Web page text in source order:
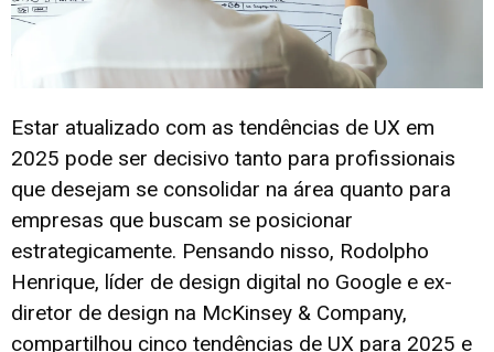
Estar atualizado com as tendências de UX em
2025 pode ser decisivo tanto para profissionais
que desejam se consolidar na área quanto para
empresas que buscam se posicionar
estrategicamente. Pensando nisso, Rodolpho
Henrique, líder de design digital no Google e ex-
diretor de design na McKinsey & Company,
compartilhou cinco tendências de UX para 2025 e